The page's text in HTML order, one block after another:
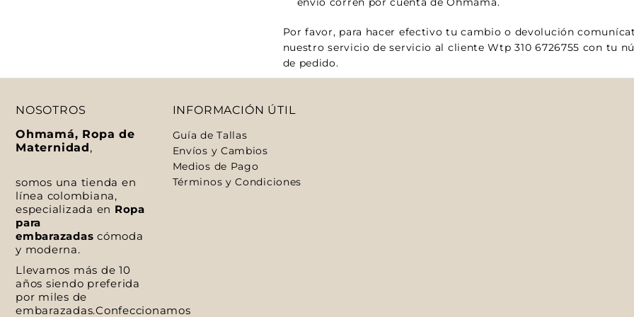
Por favor, para hacer efectivo tu cambio o devolución
nuestro servicio de servicio al cliente Wtp310 6726755 con tu
de pedido.
NOSOTROS
Ohmamá, Ropa de
Maternidad,
somos una tienda en
línea colombiana,
especializada en Ropa
para
embarazadas cómoda
y moderna.
Llevamos más de 10
años siendo preferida
por miles de
embarazadas.Confeccionamos
INFORMACIÓN ÚTIL
Guía de Tallas
Envíos y Cambios
Medios de Pago
Términos y Condiciones